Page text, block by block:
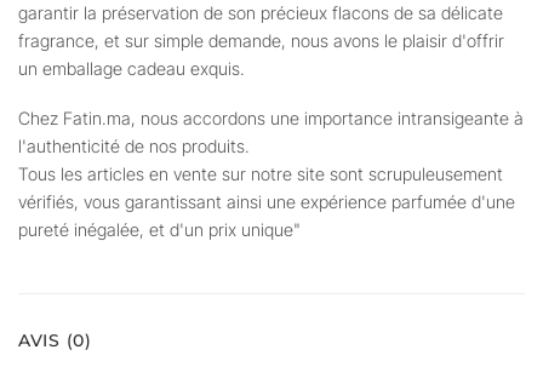
garantir la préservation de son précieux flacons de sa délicate
fragrance, et sur simple demande, nous avons le plaisir d'offrir
un emballage cadeau exquis.
Chez Fatin.ma, nous accordons une importance intransigeante à
l'authenticité de nos produits.
Tous les articles en vente sur notre site sont scrupuleusement
vérifiés, vous garantissant ainsi une expérience parfumée d'une
pureté inégalée, et d'un prix unique"
AVIS (0)